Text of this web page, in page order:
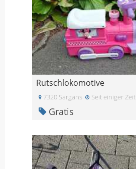
Rutschlokomotive
7320 Sargans Seit einiger Zeit
Gratis